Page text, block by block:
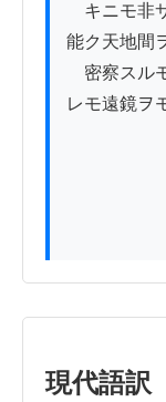
キニモ非
能ク天地間
密察スル
レモ遠鏡ヲ
現代語訳